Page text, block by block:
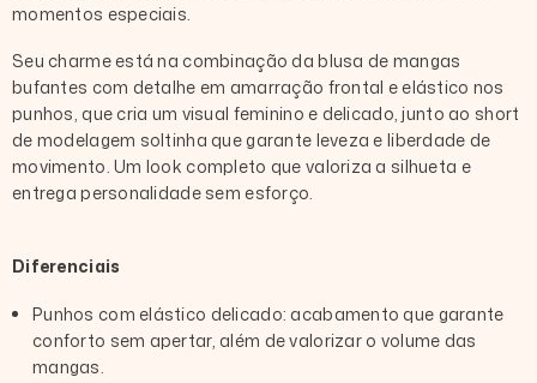
momentos especiais.
Seu charme está na combinação da blusa de mangas
bufantes com detalhe em amarração frontal e elástico nos
punhos, que cria um visual feminino e delicado, junto ao short
de modelagem soltinha que garante leveza e liberdade de
movimento. Um look completo que valoriza a silhueta e
entrega personalidade sem esforço.
Diferenciais
Punhos com elástico delicado: acabamento que garante
conforto sem apertar, além de valorizar o volume das
mangas.